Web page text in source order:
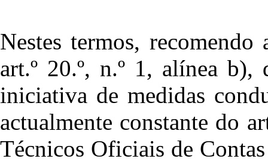
Nestes termos,
art.º 20.º, n.º 1, alínea
iniciativa de medidas
actualmente constante do
Técnicos Oficiais de